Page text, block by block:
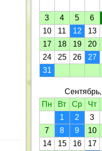
3
4 5 6
10
11 12 13
17
18 19 20
24
25 26 27
31
Пн
Вт Ср Чт
1
2 3
7
8 9 10
14
15 16 17